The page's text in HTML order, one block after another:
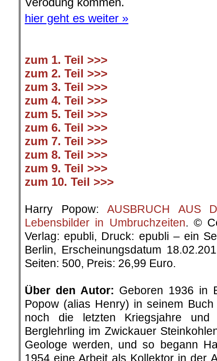
hier geht es weiter »
zum 1. Teil >>>
zum 2. Teil >>>
zum 3. Teil >>>
zum 4. Teil >>>
zum 5. Teil >>>
zum 6. Teil >>>
zum 7. Teil >>>
zum 8. Teil >>>
zum 9. Teil >>>
zum 10. Teil >>>
Harry Popow: AUSBRUCH AUS
Lebensbilder in Umbruchzeiten. ©
Verlag: epubli, Druck: epubli – ein
Berlin, Erscheinungsdatum
Seiten: 500, Preis: 26,99 Euro.
Über den Autor: Geboren 1936 in
Popow (alias Henry) in seinem Buch
noch die letzten Kriegsjahre
Berglehrling im Zwickauer
Geologe werden, und so begann
1954 eine Arbeit als Kollektor in der